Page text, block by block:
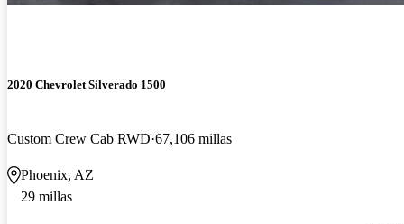
2020 Chevrolet Silverado 1500
Custom Crew Cab RWD 67,106 millas
Phoenix, AZ
29 millas